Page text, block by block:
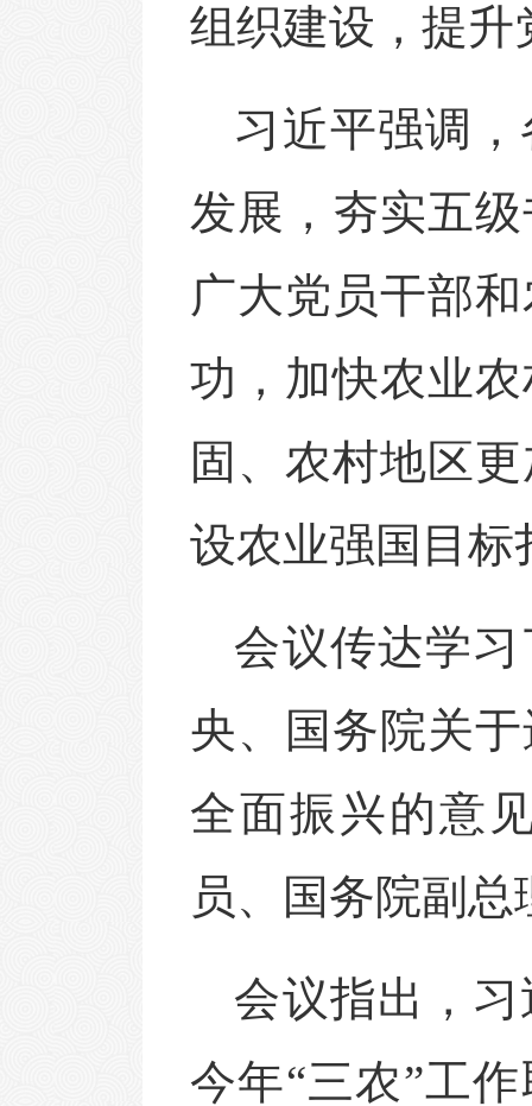
组织建设，提升
习近平强调
发展，夯实五
广大党员干部
功，加快农业
固、农村地区
设农业强国目标
会议传达学
央、国务院关
全面振兴的意
员、国务院副
会议指出，
今年“三农”工